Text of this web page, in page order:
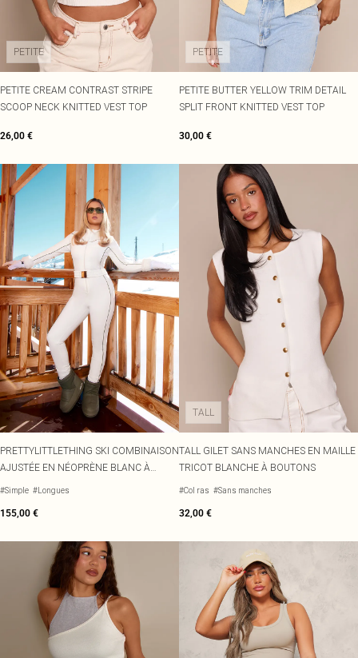
PETITE
PETITE CREAM CONTRAST STRIPE
SCOOP NECK KNITTED VEST TOP
26,00 €
PETITE
PETITE BUTTER YELLOW TRIM DETAIL
SPLIT FRONT KNITTED VEST TOP
30,00 €
PRETTYLITTLETHING SKI COMBINAISON
AJUSTÉE EN NÉOPRÈNE BLANC À
CEINTURE ET DÉTAIL COUTURES
#Simple #Longues
155,00 €
TALL
TALL GILET SANS MANCHES EN MAILLE
TRICOT BLANCHE À BOUTONS
#Col ras #Sans manches
32,00 €